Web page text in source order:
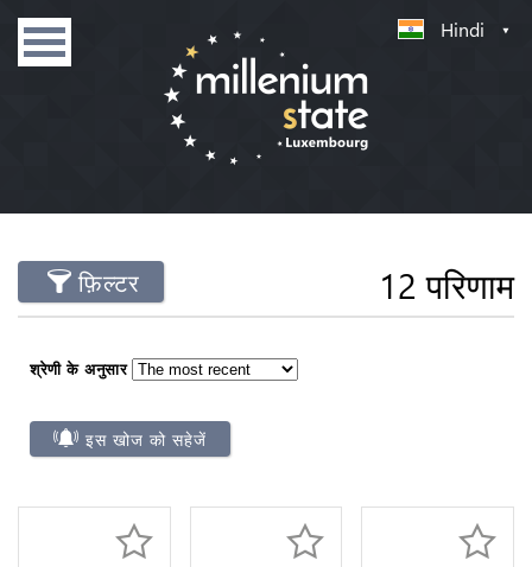
Hindi
फ़िल्टर 12 परिणाम
श्रेणी के अनुसार
इस खोज को सहेजें